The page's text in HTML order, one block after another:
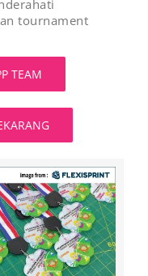
tournament
TEAM